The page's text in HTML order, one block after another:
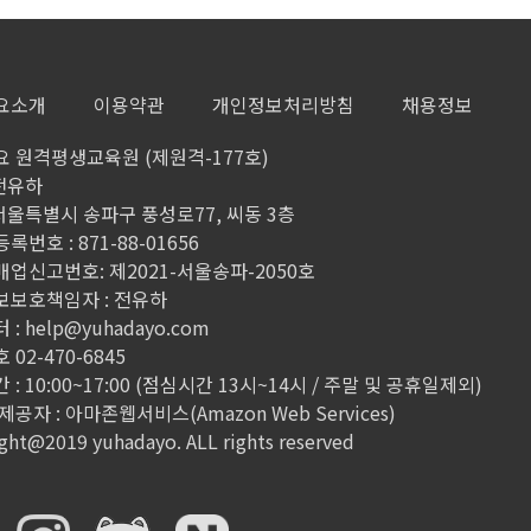
소개 이용약관 개인정보처리방침
채용정보
원격평생교육원 (제원격-177호)
유하
울특별시 송파구 풍성로77, 씨동 3층
록번호 : 871-88-01656
업신고번호: 제2021-서울송파-2050호
보호책임자 : 전유하
: help@yuhadayo.com
02-470-6845
: 10:00~17:00 (점심시간 13시~14시 / 주말 및 공휴일제외)
공자 : 아마존웹서비스(Amazon Web Services)
yuhadayo. ALL rights reserved